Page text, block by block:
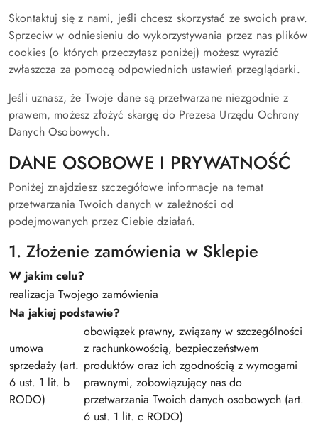
Skontaktuj się z nami, jeśli chcesz skorzystać ze swoich praw.
Sprzeciw w odniesieniu do wykorzystywania przez nas plików
cookies (o których przeczytasz poniżej) możesz wyrazić
zwłaszcza za pomocą odpowiednich ustawień przeglądarki.
Jeśli uznasz, że Twoje dane są przetwarzane niezgodnie z
prawem, możesz złożyć skargę do Prezesa Urzędu Ochrony
Danych Osobowych.
DANE OSOBOWE I PRYWATNOŚĆ
Poniżej znajdziesz szczegółowe informacje na temat
przetwarzania Twoich danych w zależności od
podejmowanych przez Ciebie działań.
1. Złożenie zamówienia w Sklepie
W jakim celu?
realizacja Twojego zamówienia
Na jakiej podstawie?
umowa
sprzedaży (art.
6 ust. 1 lit. b
RODO)
obowiązek prawny, związany w szczególności
z rachunkowością, bezpieczeństwem
produktów oraz ich zgodnością z wymogami
prawnymi, zobowiązujący nas do
przetwarzania Twoich danych osobowych (art.
6 ust. 1 lit. c RODO)